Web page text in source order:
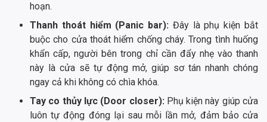
hoạn.
Thanh thoát hiểm (Panic bar): Đây là phụ kiện bắt
buộc cho cửa thoát hiểm chống cháy. Trong tình huống
khẩn cấp, người bên trong chỉ cần đẩy nhẹ vào thanh
này là cửa sẽ tự động mở, giúp sơ tán nhanh chóng
ngay cả khi không có chìa khóa.
Tay co thủy lực (Door closer): Phụ kiện này giúp cửa
luôn tự động đóng lại sau mỗi lần mở, đảm bảo cửa